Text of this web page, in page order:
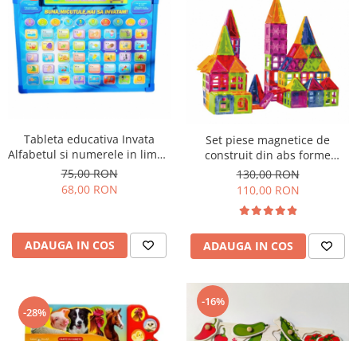
Tableta educativa Invata
Alfabetul si numerele in limba
romana
75,00 RON
68,00 RON
ADAUGA IN COS
Set piese magnetice de
construit din abs forme
geometrice Magnetic Tiles 88
de piese
130,00 RON
110,00 RON
ADAUGA IN COS
-28%
-16%